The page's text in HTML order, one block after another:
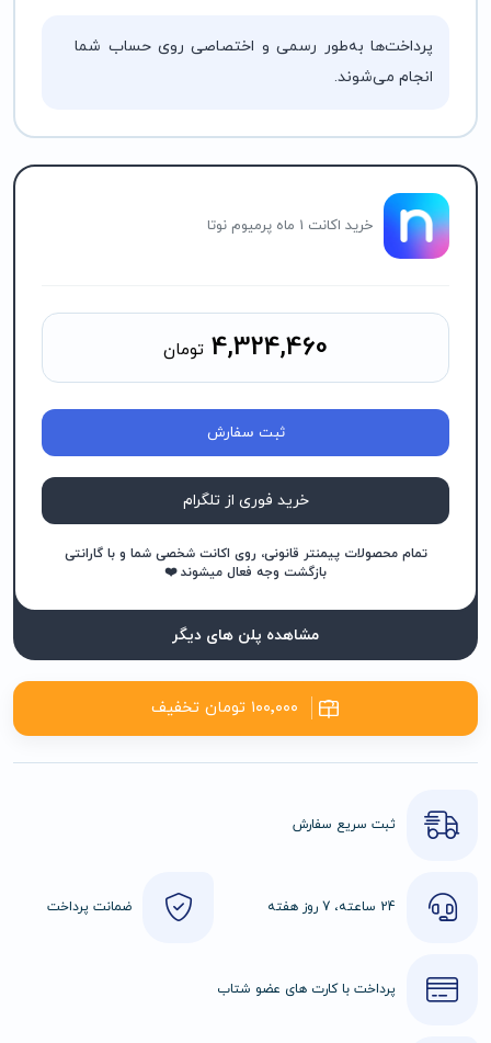
پرداخت‌ها به‌طور رسمی و اختصاصی روی حساب شما
انجام می‌شوند.
خرید اکانت 1 ماه پرمیوم نوتا
4,324,460 تومان
ثبت سفارش
خرید فوری از تلگرام
تمام محصولات پیمنتر قانونی، روی اکانت شخصی شما و با گارانتی
بازگشت وجه فعال میشوند ❤️
مشاهده پلن های دیگر
۱۰۰٬۰۰۰ تومان تخفیف
ثبت سریع سفارش
24 ساعته، 7 روز هفته ضمانت پرداخت
پرداخت با کارت های عضو شتاب